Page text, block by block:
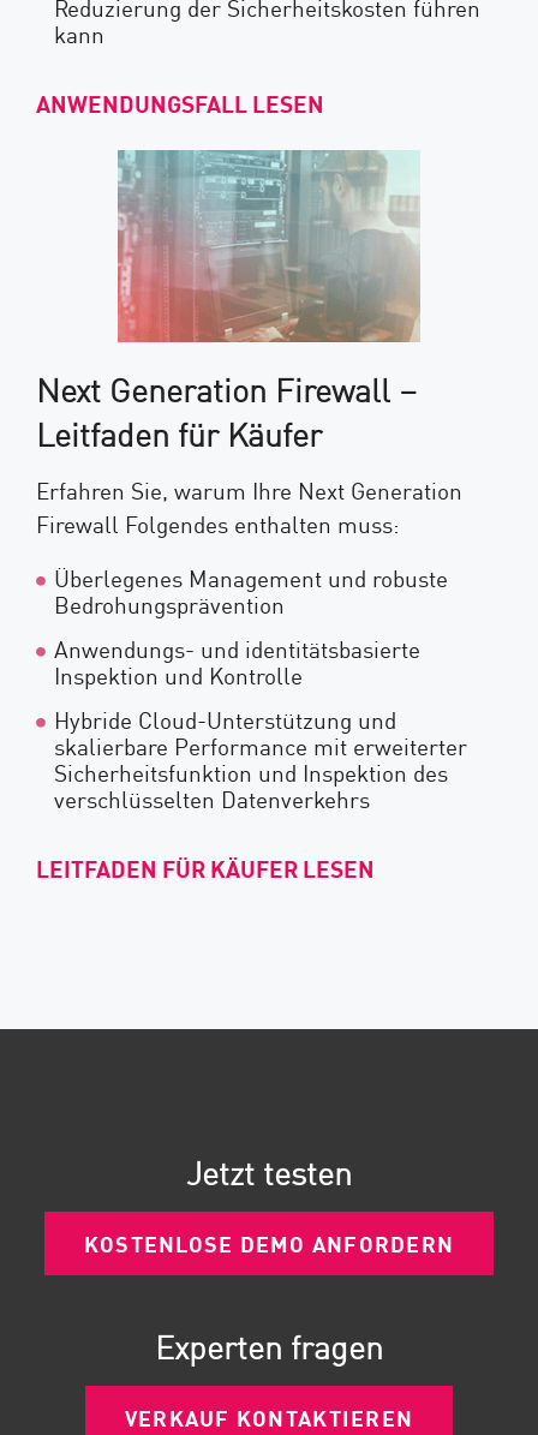
Reduzierung der Sicherheitskosten führen
kann
ANWENDUNGSFALL LESEN
Next Generation Firewall –
Leitfaden für Käufer
Erfahren Sie, warum Ihre Next Generation
Firewall Folgendes enthalten muss:
Überlegenes Management und robuste
Bedrohungsprävention
Anwendungs- und identitätsbasierte
Inspektion und Kontrolle
Hybride Cloud-Unterstützung und
skalierbare Performance mit erweiterter
Sicherheitsfunktion und Inspektion des
verschlüsselten Datenverkehrs
LEITFADEN FÜR KÄUFER LESEN
Jetzt testen
KOSTENLOSE DEMO ANFORDERN
Experten fragen
VERKAUF KONTAKTIEREN